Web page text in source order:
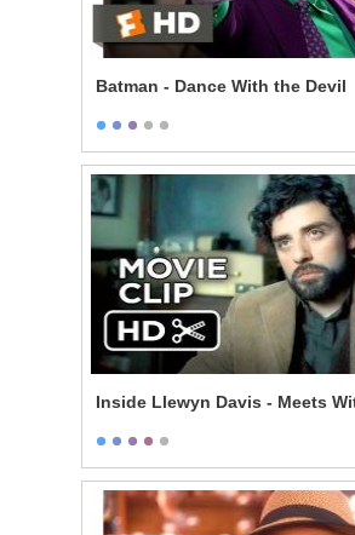
Batman - Dance With the Devil
Inside Llewyn Davis - Meets